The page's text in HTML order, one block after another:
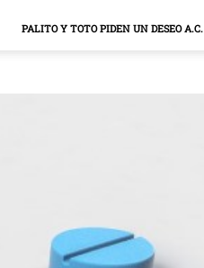
PALITO Y TOTO PIDEN UN DESEO A.C.